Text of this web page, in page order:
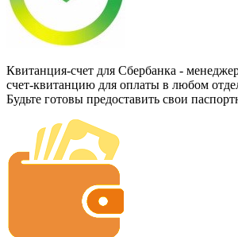
Квитанция-счет для Сбербанка -
счет-квитанцию для оплаты в любом
Будьте готовы предоставить свои